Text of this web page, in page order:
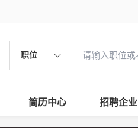
职位
简历中心 招聘企业